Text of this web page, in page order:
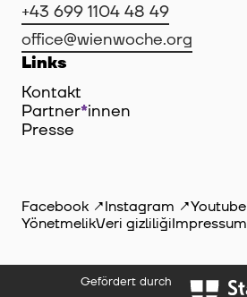
+43 699 1104 48 49
office@wienwoche.org
Links
Kontakt
Partner*innen
Presse
Facebook Instagram Youtube
YönetmelikVeri gizliliğiImpressum
Gefördert durch